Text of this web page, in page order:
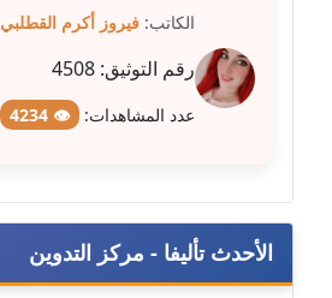
مدونة عبير مصطفى
مدونة عزة الأمير
عاملة
مدونة عطا الله حسب الله
الكاتب: فيروز أكرم القطلبي
رقم التوثيق: 4508
عدد المشاهدات: 👁 4234
الأحدث تأليفا - مركز التدوين